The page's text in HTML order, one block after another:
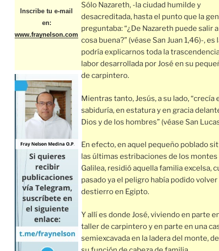
Inscribe tu e-mail
en:
www.fraynelson.com
Sólo Nazareth, -la ciudad humilde y
desacreditada, hasta el punto que la
preguntaba: “¿De Nazareth puede salir
cosa buena?” (véase San Juan 1,46)-, es
podría explicarnos toda la
labor desarrollada por José en su
de carpintero.
Mientras tanto, Jesús, a su lado, “crecía
sabiduría, en estatura y en gracia
Dios y de los hombres” (véase San
En efecto, en aquel pequeño poblado
las últimas estribaciones de los montes
Galilea, residió aquella familia excelsa,
pasado ya el peligro había podido volver
destierro en Egipto.
Y allí es donde José, viviendo en parte
taller de carpintero y en parte en una
semiexcavada en la ladera del monte,